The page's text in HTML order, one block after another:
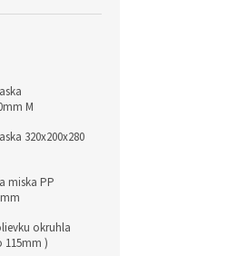
M
320x200x280
miska PP
okruhla
115mm )